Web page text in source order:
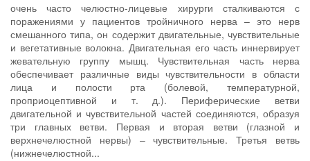
очень часто челюстно-лицевые хирурги сталкиваются с
поражениями у пациентов тройничного нерва – это нерв
смешанного типа, он содержит двигательные, чувствительные
и вегетативные волокна. Двигательная его часть иннервирует
жевательную группу мышц. Чувствительная часть нерва
обеспечивает различные виды чувствительности в области
лица и полости рта (болевой, температурной,
проприоцептивной и т. д.). Периферические ветви
двигательной и чувствительной частей соединяются, образуя
три главных ветви. Первая и вторая ветви (глазной и
верхнечелюстной нервы) – чувствительные. Третья ветвь
(нижнечелюстной...